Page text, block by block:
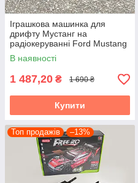
Іграшкова машинка для
дрифту Мустанг на
радіокеруванні Ford Mustang
на радіокеруванні дрифт 28
см СВІТЛО ПАР
В наявності
1 487,20 ₴ 1 690 ₴
Купити
Топ продажів –13%